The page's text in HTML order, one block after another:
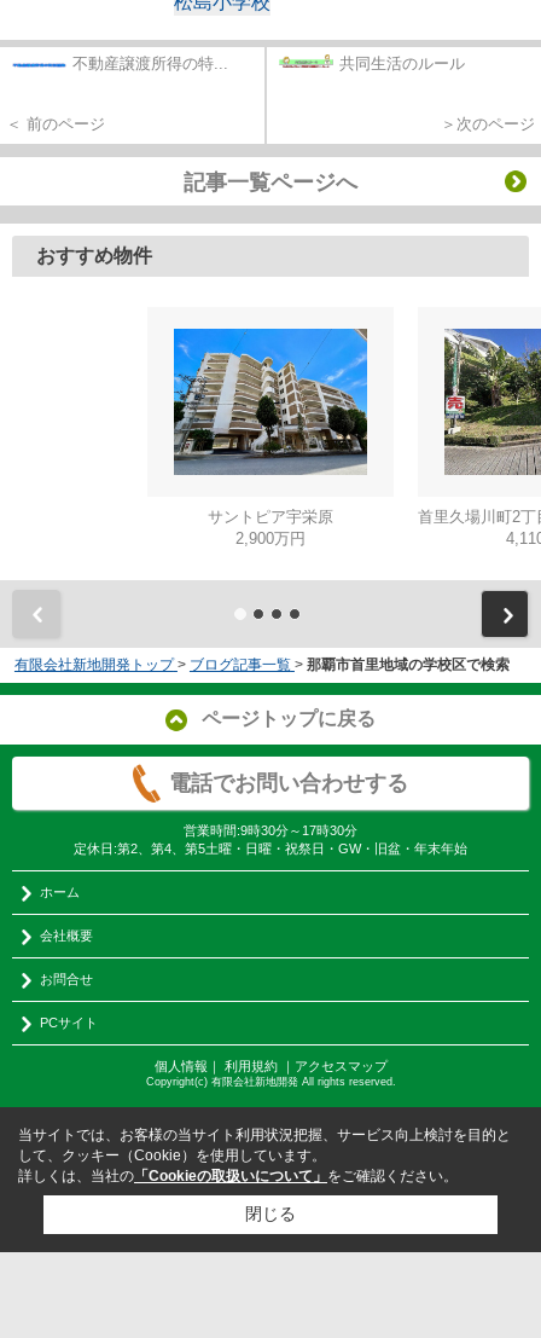
不動産譲渡所得の特...
＜ 前のページ
共同生活のルール
＞次のページ
記事一覧ページへ
おすすめ物件
サントピア宇栄原
2,900万円
有限会社新地開発トップ > ブログ記事一覧 > 那覇市首里地域の学校区で検索
ページトップに戻る
電話でお問い合わせする
営業時間:9時30分～17時30分
定休日:第2、第4、第5土曜・日曜・祝祭日・GW・旧盆・年末年始
ホーム
会社概要
お問合せ
PCサイト
個人情報 ｜ 利用規約｜ アクセスマップ
Copyright(c) 有限会社新地開発 All rights reserved.
当サイトでは、お客様の当サイト利用状況把握、サービス向上検討を目的と
して、クッキー（Cookie）を使用しています。
詳しくは、当社の 「Cookieの取扱いについて」 をご確認ください。
閉じる